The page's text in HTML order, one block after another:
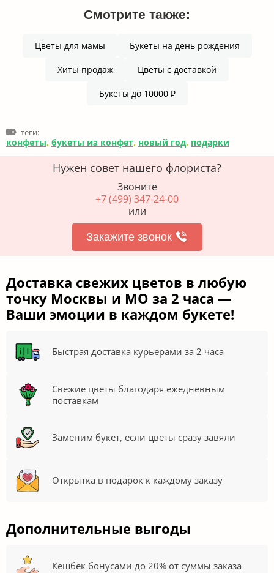
Смотрите также:
Цветы для мамы Букеты на день рождения
Хиты продаж Цветы с доставкой
Букеты до 10000 ₽
теги:
конфеты, букеты из конфет, новый год, подарки
Нужен совет нашего флориста?
Звоните
+7 (499) 347-24-00
или
Закажите звонок
Доставка свежих цветов в любую
точку Москвы и МО за 2 часа —
Ваши эмоции в каждом букете!
Быстрая доставка курьерами за 2 часа
Свежие цветы благодаря ежедневным
поставкам
Заменим букет, если цветы сразу завяли
Открытка в подарок к каждому заказу
Дополнительные выгоды
Кешбек бонусами до 20% от суммы заказа